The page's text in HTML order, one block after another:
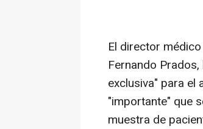
El director
Fernando
exclusiva" para el
"importante" que
muestra de